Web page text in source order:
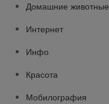
Домашние животные
Интернет
Инфо
Красота
Мобилография